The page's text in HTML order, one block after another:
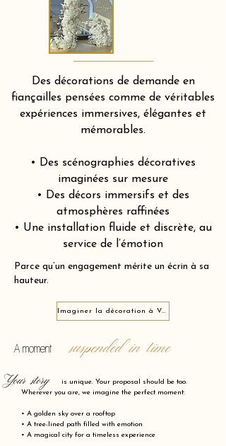
Des décorations de demande en
fiançailles pensées comme de véritables
expériences immersives, élégantes et
mémorables.
• Des scénographies décoratives
imaginées sur mesure
• Des décors immersifs et des
atmosphères raffinées
• Une installation fluide et discrète, au
service de l’émotion
Parce qu’un engagement mérite un écrin à sa
hauteur.
Imaginer la décoration à Vrigne-aux-Bois 08330
A moment suspended in time
is unique. Your proposal should be too.
Wherever you are, we imagine the perfect moment:
• A golden sky over a rooftop
• A tree-lined path filled with emotion
• A magical city for a timeless experience
Your story